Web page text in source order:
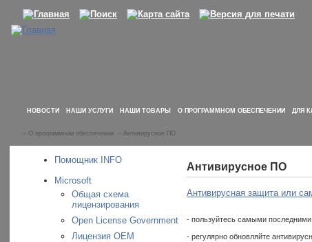
НОВОСТИ НАШИ УСЛУГИ НАШИ ТОВАРЫ О ПРОГРАММНОМ ОБЕСПЕЧЕНИИ ДЛЯ
– О программном обеспечении – Антивирусное ПО
Помощник INFO
Microsoft
Общая схема
лицензирования
Open License Government
Лицензия OEM
Антивирусное ПО
Антивирусная защита или
- пользуйтесь самыми
- регулярно обновляйте